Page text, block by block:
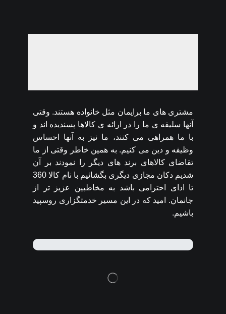
مشتری های ما برایمان مثل خانواده هستند. وقتی
آنها سلیقه ی ما را در ارائه ی کالاها پسندیده اند و
با ما همراهی می کنند، ما نیز به آنها احساس
وظیفه و دین می کنیم. به همین خاطر وقتی از ما
تقاضای کالاهای برند های دیگر را نمودند بر آن
شدیم دکان مجازی دیگری بگشائیم با نام کالا 360
تا ادای احترامی باشد به مخاطبین عزیز تر از
جانمان. امید که در این مسیر خدمتگزاری روسپید
باشیم.